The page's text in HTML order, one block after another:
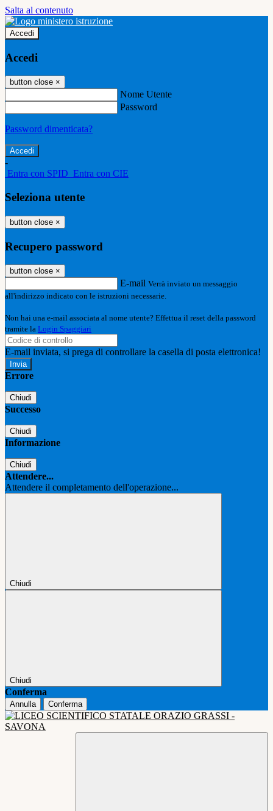
Salta al contenuto
Accedi
Accedi
button close ×
Nome Utente
Password
Password dimenticata?
-
Entra con SPID Entra con CIE
Seleziona utente
button close ×
Recupero password
button close ×
E-mail Verrà inviato un messaggio
all'indirizzo indicato con le istruzioni necessarie.
Non hai una e-mail associata al nome utente? Effettua il reset della password
tramite la Login Spaggiari
E-mail inviata, si prega di controllare la casella di posta elettronica!
Errore
Chiudi
Successo
Chiudi
Informazione
Chiudi
Attendere...
Attendere il completamento dell'operazione...
Chiudi
Chiudi
Conferma
Annulla Conferma